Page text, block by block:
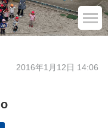
2016年1月12日 14:06